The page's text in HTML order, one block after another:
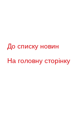
До списку новин
На головну сторінку